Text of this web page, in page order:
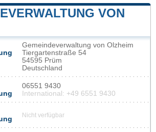
VON
Gemeindeverwaltung von Olzheim
Tiergartenstraße 54
54595 Prüm
Deutschland
06551 9430
International: +49 6551 9430
Nicht verfügbar